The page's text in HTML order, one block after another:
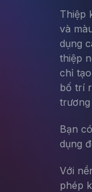
Thiệp
và
dụng
thiệp
chỉ
bố trí
Bạn
dụng
Với
phép